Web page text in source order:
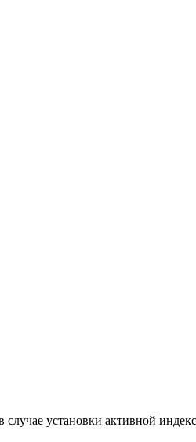
случае установки активной